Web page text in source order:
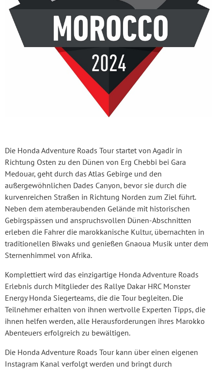
Die Honda Adventure Roads Tour startet von Agadir in
Richtung Osten zu den Dünen von Erg Chebbi bei Gara
Medouar, geht durch das Atlas Gebirge und den
außergewöhnlichen Dades Canyon, bevor sie durch die
kurvenreichen Straßen in Richtung Norden zum Ziel führt.
Neben dem atemberaubenden Gelände mit historischen
Gebirgspässen und anspruchsvollen Dünen-Abschnitten
erleben die Fahrer die marokkanische Kultur, übernachten in
traditionellen Biwaks und genießen Gnaoua Musik unter dem
Sternenhimmel von Afrika.
Komplettiert wird das einzigartige Honda Adventure Roads
Erlebnis durch Mitglieder des Rallye Dakar HRC Monster
Energy Honda Siegerteams, die die Tour begleiten. Die
Teilnehmer erhalten von ihnen wertvolle Experten Tipps, die
ihnen helfen werden, alle Herausforderungen ihres Marokko
Abenteuers erfolgreich zu bewältigen.
Die Honda Adventure Roads Tour kann über einen eigenen
Instagram Kanal verfolgt werden und bringt durch